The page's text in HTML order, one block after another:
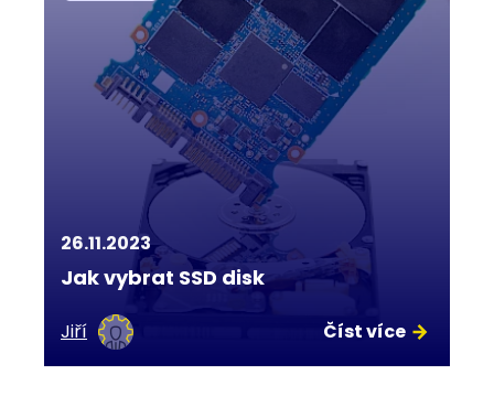
26.11.2023
Jak vybrat SSD disk
Jiří Číst více